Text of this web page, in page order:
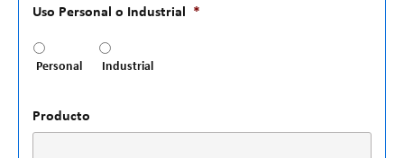
Uso Personal o Industrial *
Personal Industrial
Producto